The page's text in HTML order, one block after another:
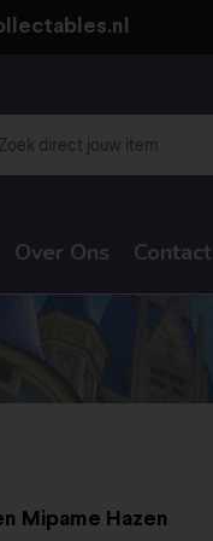
Over Ons Contact
Mipame Hazen